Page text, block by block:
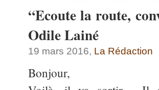
“Ecoute la route,
Odile Lainé
19 mars 2016, La Rédaction
Bonjour,